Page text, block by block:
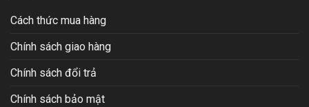
Cách thức mua hàng
Chính sách giao hàng
Chính sách đổi trả
Chính sách bảo mật